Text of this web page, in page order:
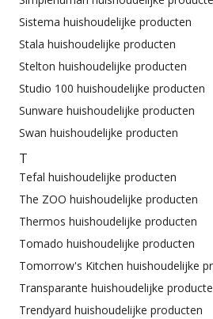
Sistema huishoudelijke producten
Stala huishoudelijke producten
Stelton huishoudelijke producten
Studio 100 huishoudelijke producten
Sunware huishoudelijke producten
Swan huishoudelijke producten
T
Tefal huishoudelijke producten
The ZOO huishoudelijke producten
Thermos huishoudelijke producten
Tomado huishoudelijke producten
Tomorrow's Kitchen huishoudelijke
Transparante huishoudelijke
Trendyard huishoudelijke producten